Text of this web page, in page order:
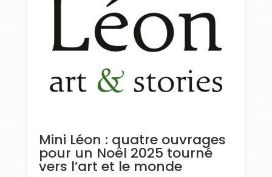
Mini Léon : quatre ouvrages
pour un Noël 2025 tourné
vers l’art et le monde